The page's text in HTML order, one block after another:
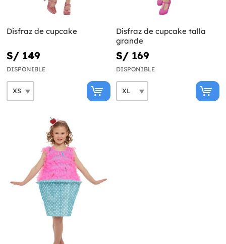
Disfraz de cupcake
S/ 149
DISPONIBLE
Disfraz de cupcake talla
grande
S/ 169
DISPONIBLE